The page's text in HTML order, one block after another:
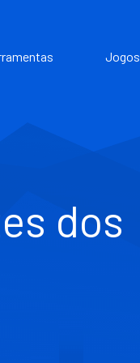
Jogos
dos